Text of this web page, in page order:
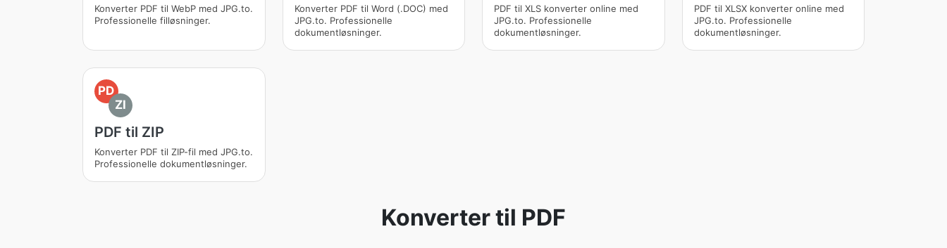
Konverter PDF til WebP med JPG.to.
Professionelle filløsninger.
Konverter PDF til Word (.DOC) med
JPG.to. Professionelle
dokumentløsninger.
PDF til XLS konverter online med
JPG.to. Professionelle
dokumentløsninger.
PDF til XLSX konverter online med
JPG.to. Professionelle
dokumentløsninger.
PD
ZI
PDF til ZIP
Konverter PDF til ZIP-fil med JPG.to.
Professionelle dokumentløsninger.
Konverter til PDF